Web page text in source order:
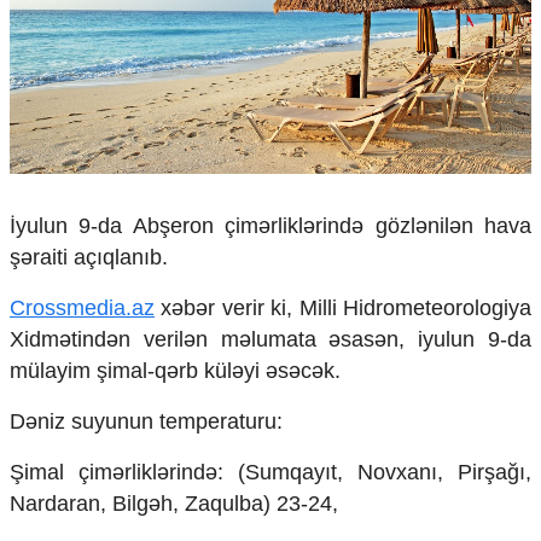
Çarpaz baxış
Təhlil
Siyasi
Geosiyasi
İqtisadi
Sosioloji
Multimedia
Video
İnfoqrafika
Podcast
Mədəniyyət
Diaspor
İyulun 9-da Abşeron çimərliklərində gözlənilən hava
şəraiti açıqlanıb.
Crossmedia.az xəbər verir ki, Milli Hidrometeorologiya
Xidmətindən verilən məlumata əsasən, iyulun 9-da
mülayim şimal-qərb küləyi əsəcək.
Dəniz suyunun temperaturu:
Şimal çimərliklərində: (Sumqayıt, Novxanı, Pirşağı,
Nardaran, Bilgəh, Zaqulba) 23-24,